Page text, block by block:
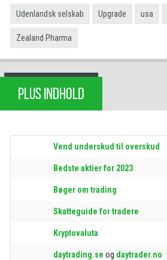
Udenlandsk selskab Upgrade usa
Zealand Pharma
PLUS INDHOLD
Vend underskud til overskud
Bedste aktier for 2023
Bøger om trading
Skatteguide for tradere
Kryptovaluta
daytrading.se og daytrader.no